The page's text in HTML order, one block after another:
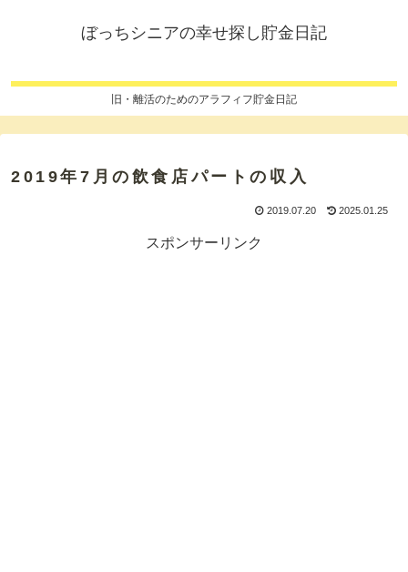
ぼっちシニアの幸せ探し貯金日記
旧・離活のためのアラフィフ貯金日記
2019年7月の飲食店パートの収入
2019.07.20 2025.01.25
スポンサーリンク